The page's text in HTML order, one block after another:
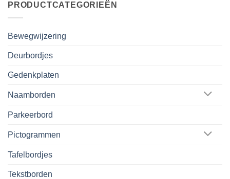
PRODUCTCATEGORIEËN
Bewegwijzering
Deurbordjes
Gedenkplaten
Naamborden
Parkeerbord
Pictogrammen
Tafelbordjes
Tekstborden